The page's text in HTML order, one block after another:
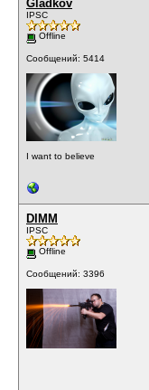
Gladkov
IPSC
Offline
Сообщений: 5414
I want to believe
DIMM
IPSC
Offline
Сообщений: 3396